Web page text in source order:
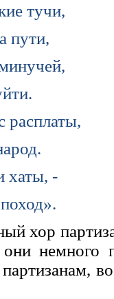
тучи,
пути,
расплаты,
хаты, -
хор
они